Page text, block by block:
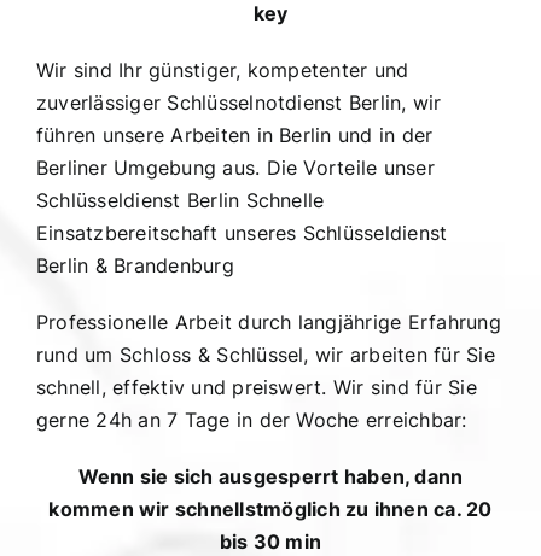
key
Wir sind Ihr günstiger, kompetenter und
zuverlässiger Schlüsselnotdienst Berlin, wir
führen unsere Arbeiten in Berlin und in der
Berliner Umgebung aus. Die Vorteile unser
Schlüsseldienst Berlin Schnelle
Einsatzbereitschaft unseres Schlüsseldienst
Berlin & Brandenburg
Professionelle Arbeit durch langjährige Erfahrung
rund um Schloss & Schlüssel, wir arbeiten für Sie
schnell, effektiv und preiswert. Wir sind für Sie
gerne 24h an 7 Tage in der Woche erreichbar:
Wenn sie sich ausgesperrt haben, dann
kommen wir schnellstmöglich zu ihnen ca. 20
bis 30 min